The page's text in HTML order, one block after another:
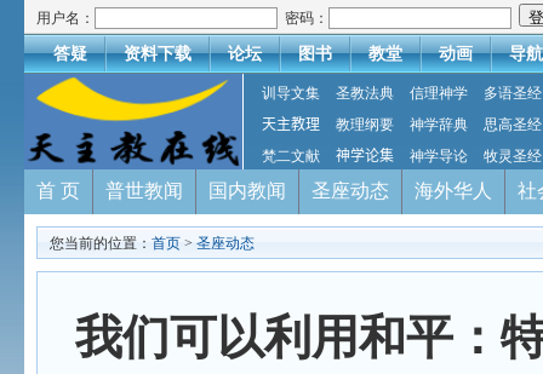
用户名： 密码：
答疑 资料下载 论坛 图书 教堂 动画 导航
训导文集 圣教法典 信理神学
多语圣经
天主教理
教理纲要 神学辞典
思高圣经
梵二文献
神学论集 神学导论 牧灵圣经
首 页 普世教闻 国内教闻 圣座动态 海外华人 社
您当前的位置： 首页 > 圣座动态
我们可以利用和平：